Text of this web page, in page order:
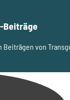
Beiträge
von